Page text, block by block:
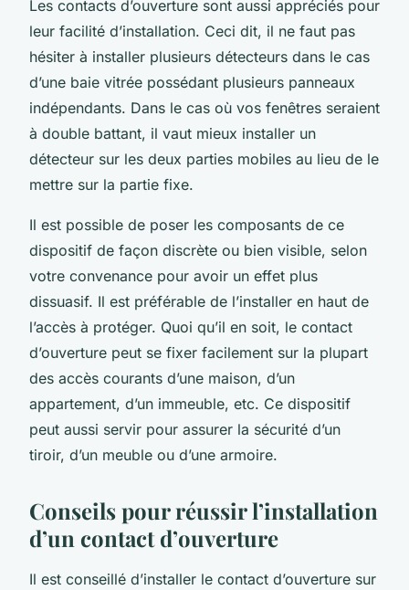
Les contacts d’ouverture sont aussi appréciés pour
leur facilité d’installation. Ceci dit, il ne faut pas
hésiter à installer plusieurs détecteurs dans le cas
d’une baie vitrée possédant plusieurs panneaux
indépendants. Dans le cas où vos fenêtres seraient
à double battant, il vaut mieux installer un
détecteur sur les deux parties mobiles au lieu de le
mettre sur la partie fixe.
Il est possible de poser les composants de ce
dispositif de façon discrète ou bien visible, selon
votre convenance pour avoir un effet plus
dissuasif. Il est préférable de l’installer en haut de
l’accès à protéger. Quoi qu’il en soit, le contact
d’ouverture peut se fixer facilement sur la plupart
des accès courants d’une maison, d’un
appartement, d’un immeuble, etc. Ce dispositif
peut aussi servir pour assurer la sécurité d’un
tiroir, d’un meuble ou d’une armoire.
Conseils pour réussir l’installation
d’un contact d’ouverture
Il est conseillé d’installer le contact d’ouverture sur